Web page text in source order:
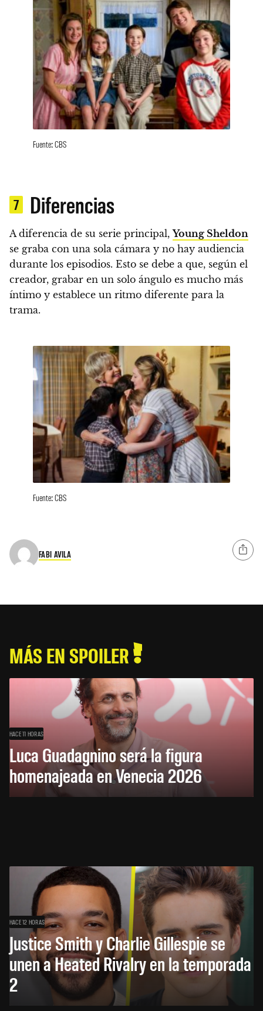
Fuente: CBS
7 Diferencias
A diferencia de su serie principal,Young Sheldon
se graba con una sola cámara y no hay audiencia
durante los episodios. Esto se debe a que, según el
creador, grabar en un solo ángulo es mucho más
íntimo y establece un ritmo diferente para la
trama.
Fuente: CBS
FABI AVILA
MÁS EN SPOILER
HACE 11 HORAS
Luca Guadagnino será la figura
homenajeada en Venecia 2026
HACE 12 HORAS
Justice Smith y Charlie Gillespie se
unen a Heated Rivalry en la temporada
2